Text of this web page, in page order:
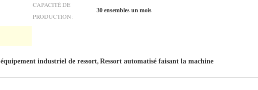
CAPACITÉ DE
PRODUCTION:
30 ensembles un mois
équipement industriel de ressort, Ressort automatisé faisant la machine